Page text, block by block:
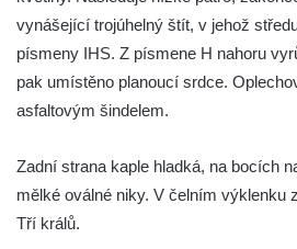
Křížová cesta Římov – VI. kaple –
hora (Getsemanská zahrada)
duše
Křížová cesta Římov – IV. kaple –
vynášející trojúhelný štít, v jehož
písmeny IHS. Z písmene H nahoru
pak umístěno planoucí srdce.
asfaltovým šindelem.
Zadní strana kaple hladká, na bocích
mělké oválné niky. V čelním výklenku
Tří králů.